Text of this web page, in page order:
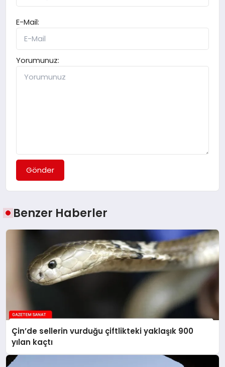
E-Mail:
Yorumunuz:
Gönder
Benzer Haberler
Çin’de sellerin vurduğu çiftlikteki yaklaşık 900
yılan kaçtı